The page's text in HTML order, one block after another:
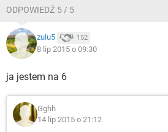
ODPOWIEDŹ 5 / 5
zulu5 152
8 lip 2015 o 09:30
ja jestem na 6
Gghh
14 lip 2015 o 21:12